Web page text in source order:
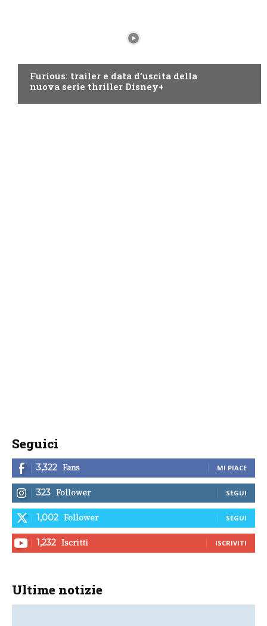
Furious: trailer e data d’uscita della
nuova serie thriller Disney+
Seguici
3,322 Fans MI PIACE
323 Follower SEGUI
1,002 Follower SEGUI
1,232 Iscritti ISCRIVITI
Ultime notizie